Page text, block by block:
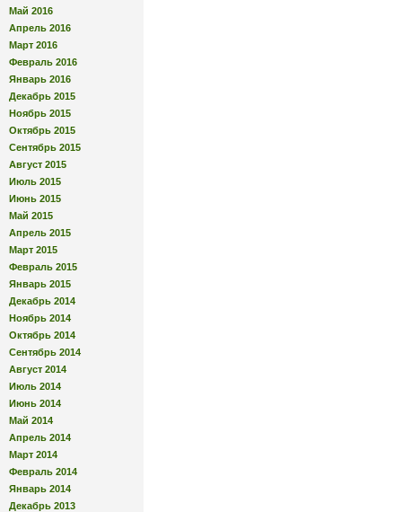
Май 2016
Апрель 2016
Март 2016
Февраль 2016
Январь 2016
Декабрь 2015
Ноябрь 2015
Октябрь 2015
Сентябрь 2015
Август 2015
Июль 2015
Июнь 2015
Май 2015
Апрель 2015
Март 2015
Февраль 2015
Январь 2015
Декабрь 2014
Ноябрь 2014
Октябрь 2014
Сентябрь 2014
Август 2014
Июль 2014
Июнь 2014
Май 2014
Апрель 2014
Март 2014
Февраль 2014
Январь 2014
Декабрь 2013